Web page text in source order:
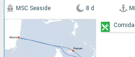
MSC Seaside 8 d